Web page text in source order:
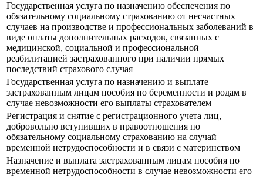
Государственная услуга по назначению обеспечения по
обязательному социальному страхованию от несчастных
случаев на производстве и профессиональных заболеваний в
виде оплаты дополнительных расходов, связанных с
медицинской, социальной и профессиональной
реабилитацией застрахованного при наличии прямых
последствий страхового случая
Государственная услуга по назначению и выплате
застрахованным лицам пособия по беременности и родам в
случае невозможности его выплаты страхователем
Регистрация и снятие с регистрационного учета лиц,
добровольно вступивших в правоотношения по
обязательному социальному страхованию на случай
временной нетрудоспособности и в связи с материнством
Назначение и выплата застрахованным лицам пособия по
временной нетрудоспособности в случае невозможности его